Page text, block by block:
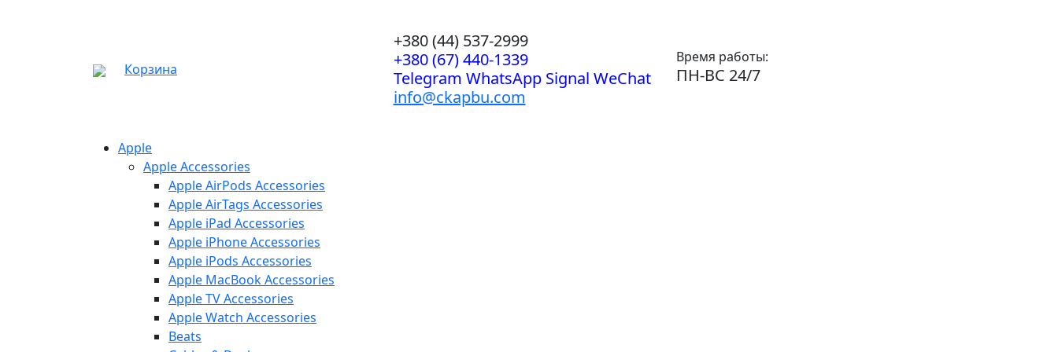
Корзина
+380 (44) 537-2999
+380 (67) 440-1339
Telegram WhatsApp Signal WeChat
info@ckapbu.com
Время работы:
ПН-ВС 24/7
Apple
Apple Accessories
Apple AirPods Accessories
Apple AirTags Accessories
Apple iPad Accessories
Apple iPhone Accessories
Apple iPods Accessories
Apple MacBook Accessories
Apple TV Accessories
Apple Watch Accessories
Beats